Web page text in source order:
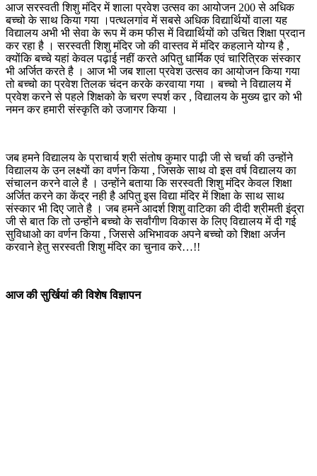
आज सरस्वती शिशु मंदिर में शाला प्रवेश उत्सव का आयोजन 200 से अधिक
बच्चो के साथ किया गया ।पत्थलगांव में सबसे अधिक विद्यार्थियों वाला यह
विद्यालय अभी भी सेवा के रूप में कम फीस में विद्यार्थियों को उचित शिक्षा प्रदान
कर रहा है । सरस्वती शिशु मंदिर जो की वास्तव में मंदिर कहलाने योग्य है ,
क्योंकि बच्चे यहां केवल पढ़ाई नहीं करते अपितु धार्मिक एवं चारित्रिक संस्कार
भी अर्जित करते है । आज भी जब शाला प्रवेश उत्सव का आयोजन किया गया
तो बच्चो का प्रवेश तिलक चंदन करके करवाया गया । बच्चो ने विद्यालय में
प्रवेश करने से पहले शिक्षको के चरण स्पर्श कर , विद्यालय के मुख्य द्वार को भी
नमन कर हमारी संस्कृति को उजागर किया ।
जब हमने विद्यालय के प्राचार्य श्री संतोष कुमार पाढ़ी जी से चर्चा की उन्होंने
विद्यालय के उन लक्ष्यों का वर्णन किया , जिसके साथ वो इस वर्ष विद्यालय का
संचालन करने वाले है । उन्होंने बताया कि सरस्वती शिशु मंदिर केवल शिक्षा
अर्जित करने का केंद्र नही है अपितु इस विद्या मंदिर में शिक्षा के साथ साथ
संस्कार भी दिए जाते है । जब हमने आदर्श शिशु वाटिका की दीदी श्रीमती इंद्रा
जी से बात कि तो उन्होंने बच्चो के सर्वांगीण विकास के लिए विद्यालय में दी गई
सुविधाओ का वर्णन किया , जिससे अभिभावक अपने बच्चो को शिक्षा अर्जन
करवाने हेतु सरस्वती शिशु मंदिर का चुनाव करे…!!
आज की सुर्खियां की विशेष विज्ञापन